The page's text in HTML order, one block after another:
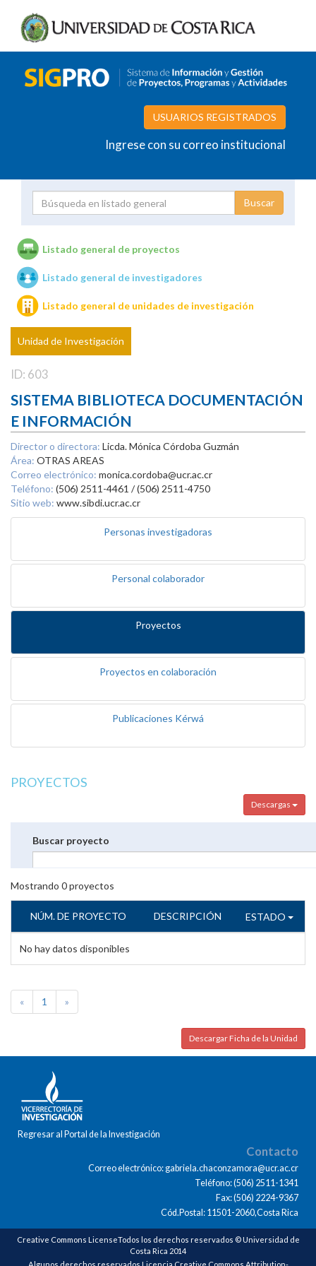
USUARIOS REGISTRADOS
Ingrese con su correo institucional
Unidades de investigación
Listado general de proyectos
Listado general de investigadores
Listado general de unidades de investigación
Unidad de Investigación
ID: 603
SISTEMA BIBLIOTECA DOCUMENTACIÓN
E INFORMACIÓN
Director o directora: Licda. Mónica Córdoba Guzmán
Área: OTRAS AREAS
Correo electrónico: monica.cordoba@ucr.ac.cr
Teléfono: (506) 2511-4461 / (506) 2511-4750
Sitio web: www.sibdi.ucr.ac.cr
Personas investigadoras
Personal colaborador
Proyectos
Proyectos en colaboración
Publicaciones Kérwá
PROYECTOS
Descargas
Buscar proyecto
Mostrando 0proyectos
NÚM. DE PROYECTO DESCRIPCIÓN ESTADO
No hay datos disponibles
« 1 »
Descargar Ficha de la Unidad
Regresar al Portal de la Investigación
Contacto
Correo electrónico: gabriela.chaconzamora@ucr.ac.cr
Teléfono: (506) 2511-1341
Fax: (506) 2224-9367
Cód.Postal: 11501-2060,Costa Rica
Creative Commons LicenseTodos los derechos reservados © Universidad de
Costa Rica 2014